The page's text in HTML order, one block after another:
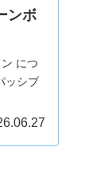
ンボ
につ
ッシブ